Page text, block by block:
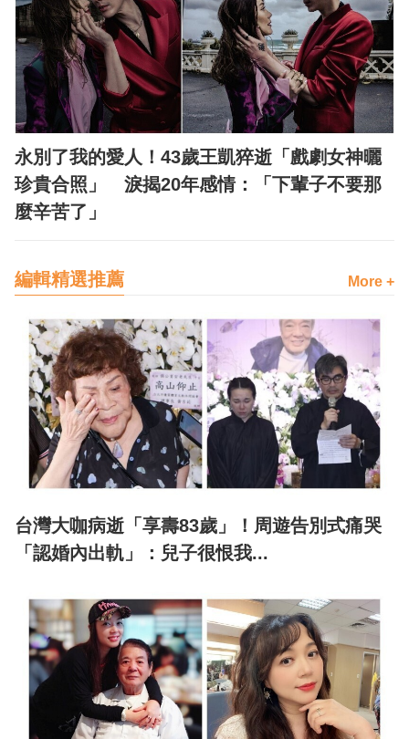
永別了我的愛人！43歲王凱猝逝「戲劇女神曬
珍貴合照」 淚揭20年感情：「下輩子不要那
麼辛苦了」
編輯精選推薦 More +
台灣大咖病逝「享壽83歲」！周遊告別式痛哭
「認婚內出軌」：兒子很恨我...